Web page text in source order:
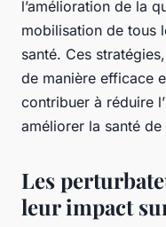
l’amélioration de la
mobilisation de tous
santé. Ces
de manière efficace
contribuer à réduire
améliorer la santé
Les
leur impact